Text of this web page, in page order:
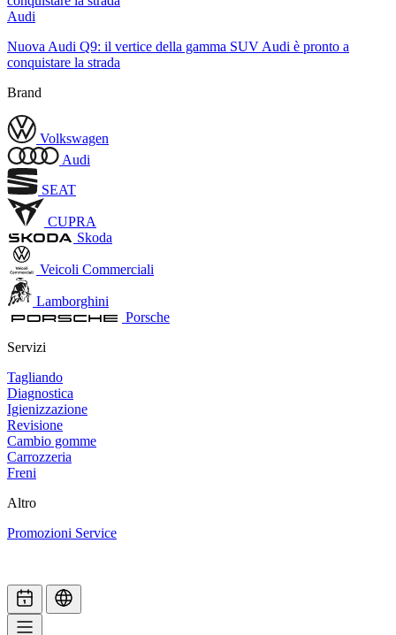
Audi
Nuova Audi Q9: il vertice della gamma SUV Audi è pronto a
conquistare la strada
Brand
Volkswagen
Audi
SEAT
CUPRA
Skoda
Veicoli Commerciali
Lamborghini
Porsche
Servizi
Tagliando
Diagnostica
Igienizzazione
Revisione
Cambio gomme
Carrozzeria
Freni
Altro
Promozioni Service